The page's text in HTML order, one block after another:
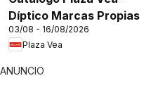
Díptico Marcas Propias
03/08 - 16/08/2026
Plaza Vea
ANUNCIO